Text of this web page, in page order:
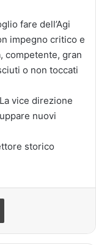
fare dell’Agi
impegno critico e
competente, gran
o non toccati
vice direzione
nuovi
storico